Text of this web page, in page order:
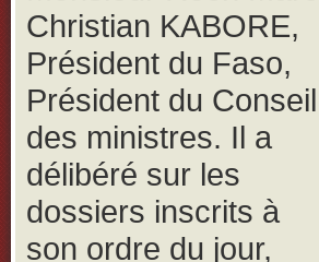
Christian KABORE,
Président du Faso,
Président du Conseil
des ministres. Il a
délibéré sur les
dossiers inscrits à
son ordre du jour,